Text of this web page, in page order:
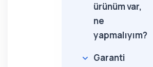
ürünüm var,
ne
yapmalıyım?
Garanti